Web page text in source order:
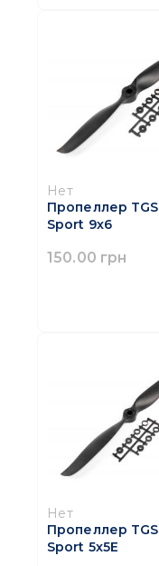
Нет
Пропеллер TGS
Sport 9x6
150.00 грн
Нет
Пропеллер TGS
Sport 5x5E